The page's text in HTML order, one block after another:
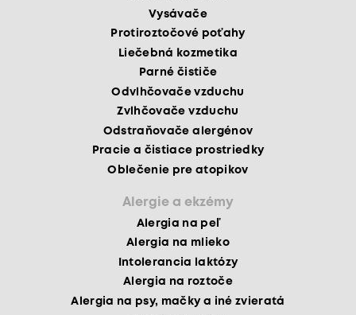
Vysávače
Protiroztočové poťahy
Liečebná kozmetika
Parné čističe
Odvlhčovače vzduchu
Zvlhčovače vzduchu
Odstraňovače alergénov
Pracie a čistiace prostriedky
Oblečenie pre atopikov
Alergie a ekzémy
Alergia na peľ
Alergia na mlieko
Intolerancia laktózy
Alergia na roztoče
Alergia na psy, mačky a iné zvieratá